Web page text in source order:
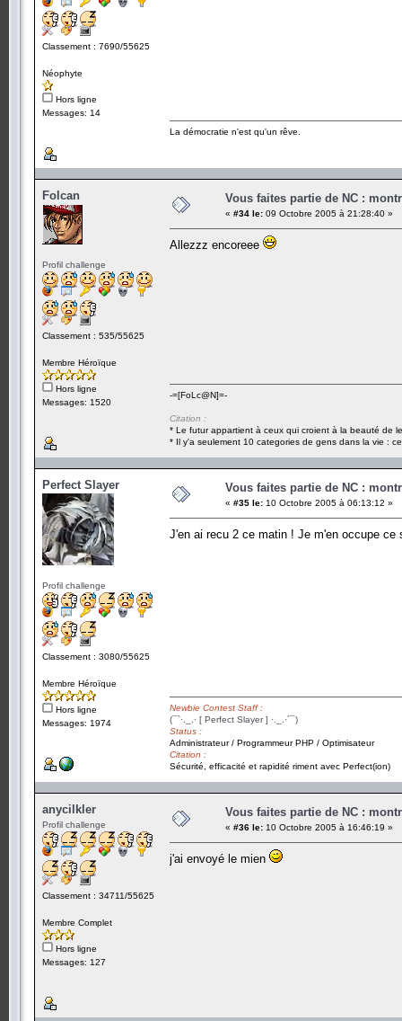
Classement : 7690/55625
Néophyte
Hors ligne
Messages: 14
La démocratie n'est qu'un rêve.
Folcan
Profil challenge
Classement : 535/55625
Membre Héroïque
Hors ligne
Messages: 1520
Vous faites partie de NC :
« #34 le: 09 Octobre 2005 à 21:28:40 »
Allezzz encoreee
-=[FoLc@N]=-
Citation :
* Le futur appartient à ceux qui croient à la beauté de
* Il y'a seulement 10 categories de gens dans la vie :
Perfect Slayer
Profil challenge
Classement : 3080/55625
Membre Héroïque
Hors ligne
Messages: 1974
Vous faites partie de NC :
« #35 le: 10 Octobre 2005 à 06:13:12 »
J'en ai recu 2 ce matin ! Je m'en occupe ce
Newbie Contest Staff :
(¯`·._.· [ Perfect Slayer ] ·._.·´¯)
Status :
Administrateur / Programmeur PHP / Optimisateur
Citation :
Sécurité, efficacité et rapidité riment avec Perfect(ion)
anycilkler
Profil challenge
Classement : 34711/55625
Membre Complet
Hors ligne
Messages: 127
Vous faites partie de NC :
« #36 le: 10 Octobre 2005 à 16:46:19 »
j'ai envoyé le mien